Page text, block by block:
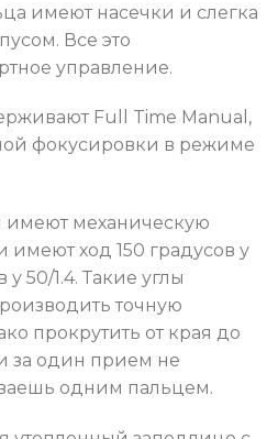
имеют насечки и слегка
Все это
управление.
Full Time Manual,
фокусировки в режиме
имеют механическую
имеют ход 150 градусов у
у 50/1.4. Такие углы
точную
прокрутить от края до
за один прием не
одним пальцем.